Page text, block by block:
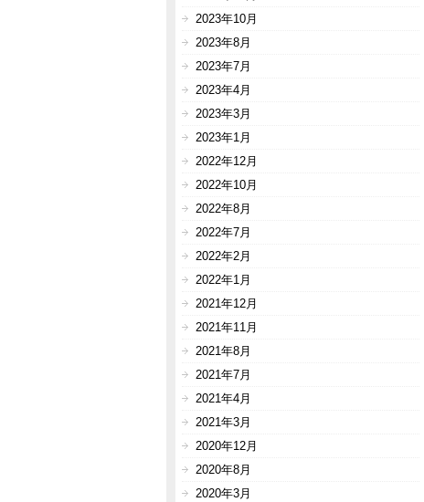
2023年10月
2023年8月
2023年7月
2023年4月
2023年3月
2023年1月
2022年12月
2022年10月
2022年8月
2022年7月
2022年2月
2022年1月
2021年12月
2021年11月
2021年8月
2021年7月
2021年4月
2021年3月
2020年12月
2020年8月
2020年3月